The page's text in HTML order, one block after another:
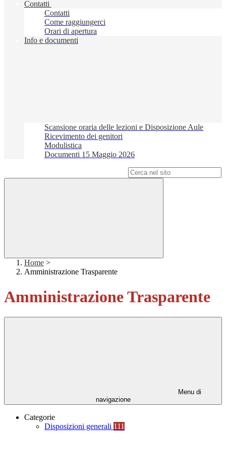
Contatti
Contatti
Come raggiungerci
Orari di apertura
Info e documenti
Scansione oraria delle lezioni e Disposizione Aule
Ricevimento dei genitori
Modulistica
Documenti 15 Maggio 2026
Home >
Amministrazione Trasparente
Amministrazione Trasparente
Menu di
navigazione
Categorie
Disposizioni generali 111